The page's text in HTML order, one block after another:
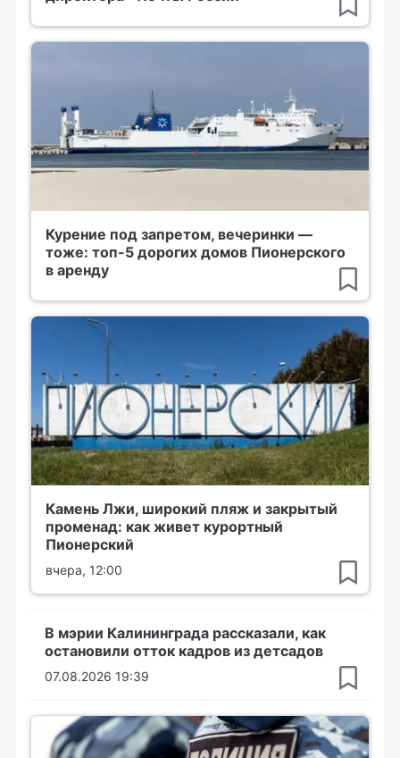
Курение под запретом, вечеринки —
тоже: топ-5 дорогих домов Пионерского
в аренду
Камень Лжи, широкий пляж и закрытый
променад: как живет курортный
Пионерский
вчера, 12:00
В мэрии Калининграда рассказали, как
остановили отток кадров из детсадов
07.08.2026 19:39